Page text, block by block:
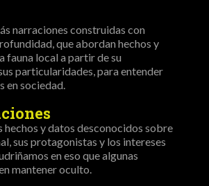
narraciones construidas con
que abordan hechos y
fauna local a partir de su
particularidades, para entender
en sociedad.
hechos y datos desconocidos sobre
sus protagonistas y los intereses
en eso que algunas
mantener oculto.